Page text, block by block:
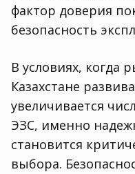
фактор доверия
безопасность
В условиях, когда
Казахстане
увеличивается
ЭЗС, именно
становится
выбора.